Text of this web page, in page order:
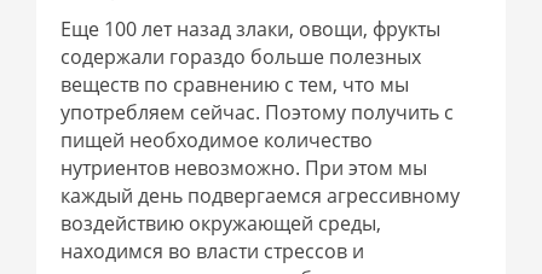
Еще 100 лет назад злаки, овощи, фрукты
содержали гораздо больше полезных
веществ по сравнению с тем, что мы
употребляем сейчас. Поэтому получить с
пищей необходимое количество
нутриентов невозможно. При этом мы
каждый день подвергаемся агрессивному
воздействию окружающей среды,
находимся во власти стрессов и